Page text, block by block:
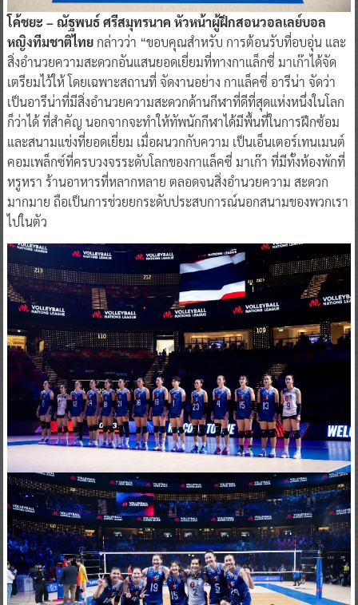
โค้ชยะ – ณัฐพนธ์ ศรีสมุทรนาค หัวหน้าผู้ฝึกสอนวอลเลย์บอล
หญิงทีมชาติไทยกล่าวว่า “ขอบคุณสำหรับ การต้อนรับที่อบอุ่น และ
สิ่งอำนวยความสะดวกอันแสนยอดเยี่ยมที่ทางกาแล็กซี่ มาเก๊าได้จัด
เตรียมไว้ให้ โดยเฉพาะสถานที่ จัดงานอย่าง กาแล็คซี่ อารีน่า จัดว่า
เป็นอารีน่าที่มีสิ่งอำนวยความสะดวกด้านกีฬาที่ดีที่สุดแห่งหนึ่งในโลก
ก็ว่าได้ ที่สำคัญ นอกจากจะทำให้ทัพนักกีฬาได้มีพื้นที่ในการฝึกซ้อม
และสนามแข่งที่ยอดเยี่ยม เมื่อผนวกกับความ เป็นเอ็นเตอร์เทนเมนต์
คอมเพล็กซ์ที่ครบวงจรระดับโลกของกาแล็คซี่ มาเก๊า ที่มีทั้งห้องพักที่
หรูหรา ร้านอาหารที่หลากหลาย ตลอดจนสิ่งอำนวยความ สะดวก
ไปในตัว